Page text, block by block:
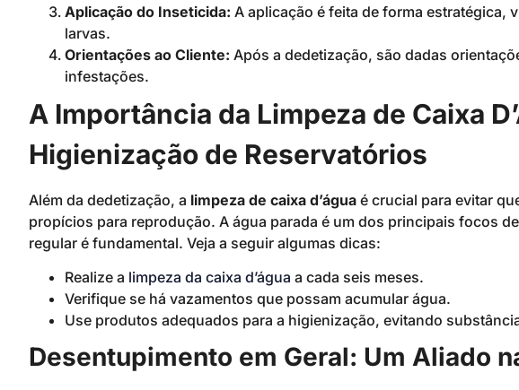
Aplicação do Inseticida: A aplicação é feita de forma estratégica,
larvas.
Orientações ao Cliente: Após a dedetização, são dadas
infestações.
A Importância da Limpeza de Caixa
Higienização de Reservatórios
Além da dedetização, a limpeza de caixa d’água é crucial para evitar
propícios para reprodução. A água parada é um dos principais focos
regular é fundamental. Veja a seguir algumas dicas:
Realize a limpeza da caixa d’água a cada seis meses.
Verifique se há vazamentos que possam acumular água.
Use produtos adequados para a higienização, evitando
Desentupimento em Geral: Um Aliado